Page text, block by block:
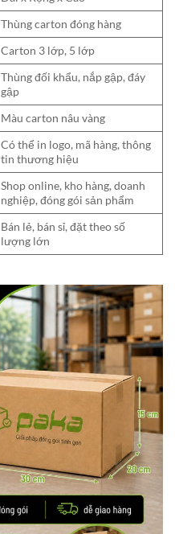
Thùng carton đóng hàng
Carton 3 lớp, 5 lớp
Thùng đối khẩu, nắp gập, đáy
gập
Màu carton nâu vàng
Có thể in logo, mã hàng, thông
tin thương hiệu
Shop online, kho hàng, doanh
nghiệp, đóng gói sản phẩm
Bán lẻ, bán sỉ, đặt theo số
lượng lớn